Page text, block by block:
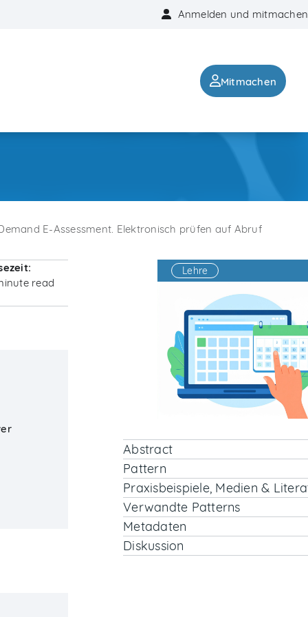
Anmelden und mitmachen
Mitmachen
E-Assessment. Elektronisch prüfen auf Abruf
read
Lehre
Abstract
Pattern
Praxisbeispiele, Medien &
Verwandte Patterns
Metadaten
Diskussion